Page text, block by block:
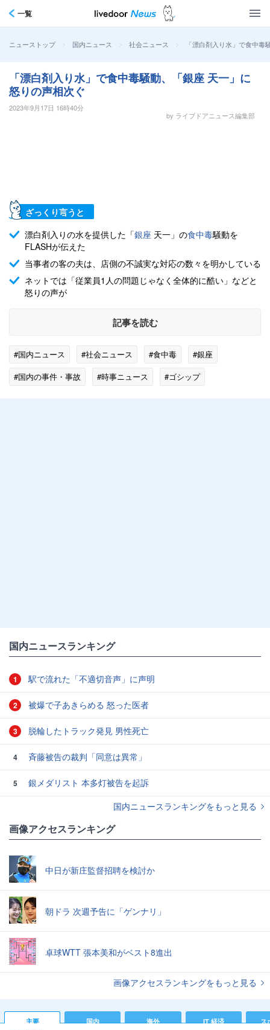
一覧
ニューストップ > 国内ニュース > 社会ニュース > 「漂白剤入り水」で食中
「漂白剤入り水」で食中毒騒動、「銀座 天一」に
怒りの声相次ぐ
2023年9月17日 16時40分
by ライブドアニュース編集部
ざっくり言うと
漂白剤入りの水を提供した「銀座 天一」の食中毒騒動を
FLASHが伝えた
当事者の客の夫は、店側の不誠実な対応の数々を明かしている
ネットでは「従業員1人の問題じゃなく全体的に酷い」などと
怒りの声が
記事を読む
#国内ニュース #社会ニュース #食中毒
#銀座
#国内の事件・事故
#時事ニュース #ゴシップ
国内ニュースランキング
1 駅で流れた「不適切音声」に声明
2 被爆で子あきらめる 怒った医者
3 脱輪したトラック発見 男性死亡
4 斉藤被告の裁判「同意は異常」
5
銀メダリスト 本多灯被告を起訴
国内ニュースランキングをもっと見る
画像アクセスランキング
中日が新庄監督招聘を検討か
朝ドラ 次週予告に「ゲンナリ」
卓球WTT 張本美和がベスト8進出
画像アクセスランキングをもっと見る
主要 国内 海外 IT 経済 ス